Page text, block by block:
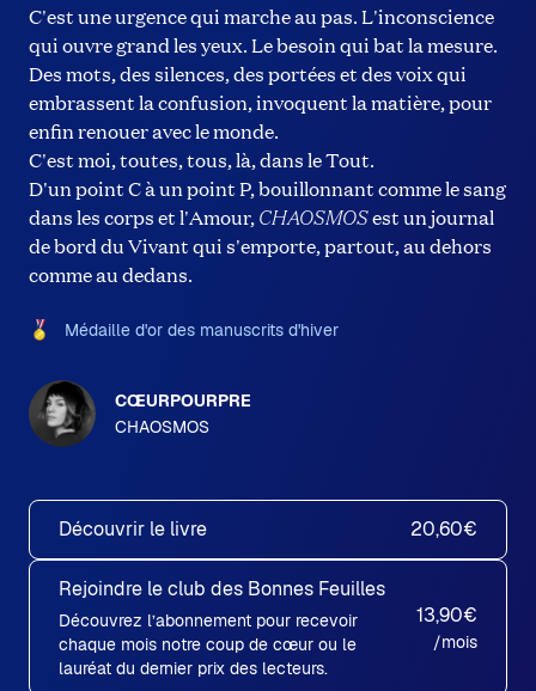
C'est une urgence qui marche au pas. L'inconscience
qui ouvre grand les yeux. Le besoin qui bat la mesure.
Des mots, des silences, des portées et des voix qui
embrassent la confusion, invoquent la matière, pour
enfin renouer avec le monde.
C'est moi, toutes, tous, là, dans le Tout.
D'un point C à un point P, bouillonnant comme le sang
dans les corps et l'Amour, CHAOSMOSest un journal
de bord du Vivant qui s'emporte, partout, au dehors
comme au dedans.
Médaille d'or des manuscrits d'hiver
CŒURPOURPRE
CHAOSMOS
Découvrir le livre 20,60€
Rejoindre le club des Bonnes Feuilles
Découvrez l’abonnement pour recevoir
chaque mois notre coup de cœur ou le
lauréat du dernier prix des lecteurs.
13,90€
/mois